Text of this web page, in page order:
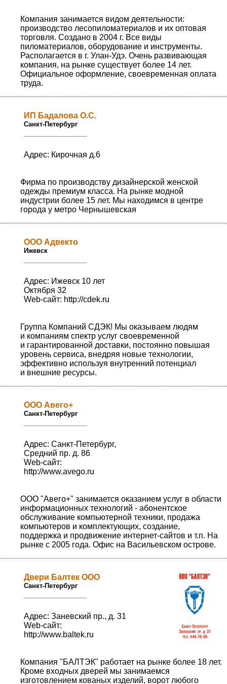
Компания занимается видом деятельности:
производство лесопиломатериалов и их оптовая
торговля. Создано в 2004 г. Все виды
пиломатериалов, оборудование и инструменты.
Располагается в г. Улан-Удэ. Очень развивающая
компания, на рынке существует более 14 лет.
Официальное оформление, своевременная оплата
труда.
ИП Бадалова О.С.
Санкт-Петербург
Адрес: Кирочная д.6
Фирма по производству дизайнерской женской
одежды премиум класса. На рынке модной
индустрии более 15 лет. Мы находимся в центре
города у метро Чернышевская
ООО Адвекто
Ижевск
Адрес: Ижевск 10 лет
Октября 32
Web-сайт: http://cdek.ru
Группа Компаний СДЭК! Мы оказываем людям
и компаниям спектр услуг своевременной
и гарантированной доставки, постоянно повышая
уровень сервиса, внедряя новые технологии,
эффективно используя внутренний потенциал
и внешние ресурсы.
ООО Авего+
Санкт-Петербург
Адрес: Санкт-Петербург,
Средний пр. д. 86
Web-сайт:
http://www.avego.ru
ООО "Авего+" занимается оказанием услуг в области
информационных технологий - абонентское
обслуживание компьютерной техники, продажа
компьютеров и комплектующих, создание,
поддержка и продвижение интернет-сайтов и т.п. На
рынке с 2005 года. Офис на Васильевском острове.
Двери Балтек ООО
Санкт-Петербург
Адрес: Заневский пр., д. 31
Web-сайт:
http://www.baltek.ru
Компания "БАЛТЭК" работает на рынке более 18 лет.
Кроме входных дверей мы занимаемся
изготовлением кованых изделий, ворот любого